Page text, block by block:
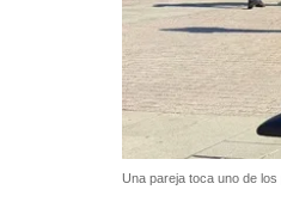
Una pareja toca uno de